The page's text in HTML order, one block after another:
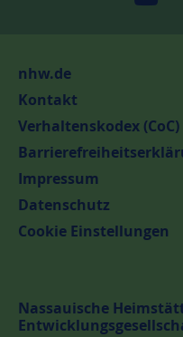
nhw.de
Kontakt
Verhaltenskodex (CoC)
Impressum
Datenschutz
Cookie Einstellungen
Nassauische